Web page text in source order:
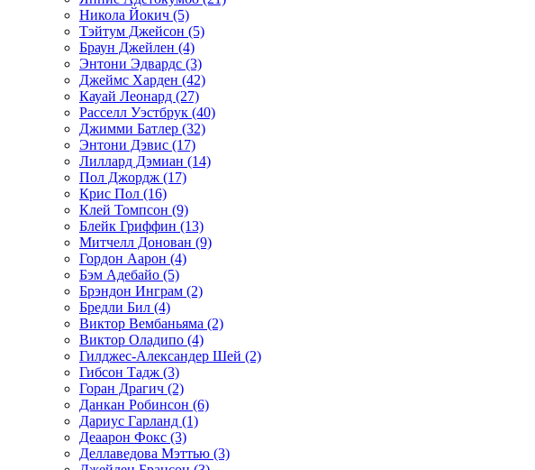
Никола Йокич (5)
Тэйтум Джейсон (5)
Браун Джейлен (4)
Энтони Эдвардс (3)
Джеймс Харден (42)
Кауай Леонард (27)
Расселл Уэстбрук (40)
Джимми Батлер (32)
Энтони Дэвис (17)
Лиллард Дэмиан (14)
Пол Джордж (17)
Крис Пол (16)
Клей Томпсон (9)
Блейк Гриффин (13)
Митчелл Донован (9)
Гордон Аарон (4)
Бэм Адебайо (5)
Брэндон Инграм (2)
Бредли Бил (4)
Виктор Вембаньяма (2)
Виктор Оладипо (4)
Гилджес-Александер Шей (2)
Гибсон Тадж (3)
Горан Драгич (2)
Данкан Робинсон (6)
Дариус Гарланд (1)
Деаарон Фокс (3)
Деллаведова Мэттью (3)